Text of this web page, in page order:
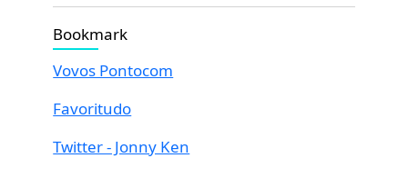
Bookmark
Vovos Pontocom
Favoritudo
Twitter - Jonny Ken